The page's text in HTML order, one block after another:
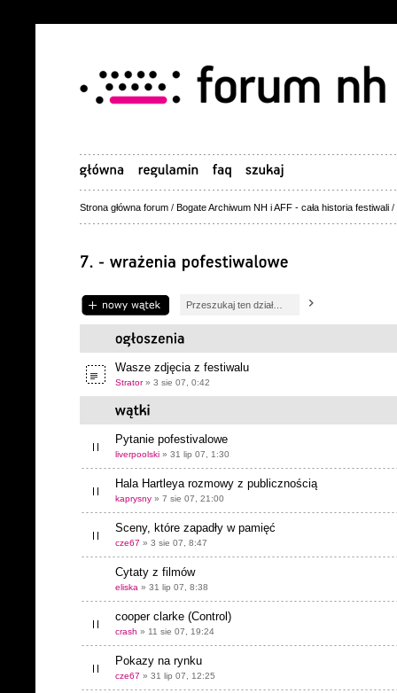
Strona główna forum / Bogate Archiwum NH i AFF - cała historia festiwali /
Napisz wątek
Wasze zdjęcia z festiwalu
Strator» 3 sie 07, 0:42
Pytanie pofestivalowe
liverpoolski » 31 lip 07, 1:30
Hala Hartleya rozmowy z publicznością
kaprysny » 7 sie 07, 21:00
Sceny, które zapadły w pamięć
cze67 » 3 sie 07, 8:47
Cytaty z filmów
eliska » 31 lip 07, 8:38
cooper clarke (Control)
crash » 11 sie 07, 19:24
Pokazy na rynku
cze67 » 31 lip 07, 12:25